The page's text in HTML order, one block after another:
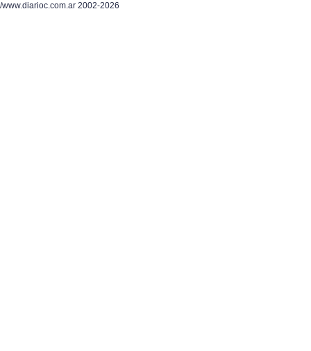
/www.diarioc.com.ar 2002-2026